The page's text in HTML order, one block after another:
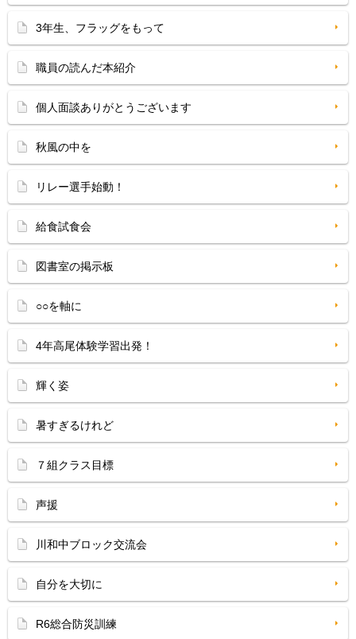
3年生、フラッグをもって
職員の読んだ本紹介
個人面談ありがとうございます
秋風の中を
リレー選手始動！
給食試食会
図書室の掲示板
○○を軸に
4年高尾体験学習出発！
輝く姿
暑すぎるけれど
７組クラス目標
声援
川和中ブロック交流会
自分を大切に
R6総合防災訓練